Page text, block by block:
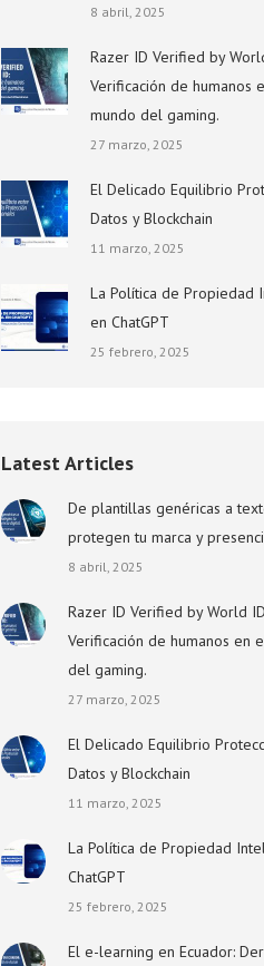
8 abril, 2025
Razer ID Verified by
Verificación de humanos
mundo del gaming.
27 marzo, 2025
El Delicado Equilibrio
Datos y Blockchain
11 marzo, 2025
La Política de Propiedad
en ChatGPT
25 febrero, 2025
Latest Articles
De plantillas genéricas a
protegen tu marca y
8 abril, 2025
Razer ID Verified by World
Verificación de humanos en
del gaming.
27 marzo, 2025
El Delicado Equilibrio
Datos y Blockchain
11 marzo, 2025
La Política de Propiedad
ChatGPT
25 febrero, 2025
El e-learning en Ecuador: